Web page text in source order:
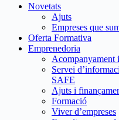
Novetats
Ajuts
Empreses que
Oferta Formativa
Emprenedoria
Acompanyament
Servei
SAFE
Ajuts i
Formació
Viver d’empreses